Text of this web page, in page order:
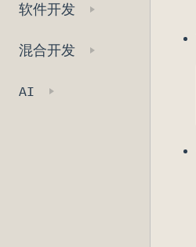
软件开发
混合开发
AI